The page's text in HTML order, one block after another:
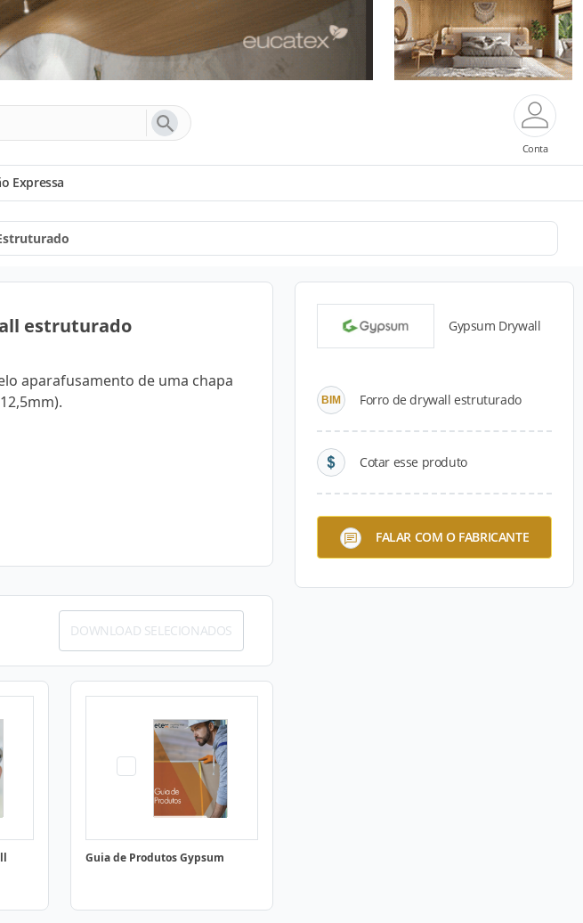
Conta
Expressa
estruturado
aparafusamento de uma chapa
Gypsum Drywall
Forro de drywall estruturado
Cotar esse produto
FALAR COM O FABRICANTE
DOWNLOAD SELECIONADOS
Guia de Produtos Gypsum